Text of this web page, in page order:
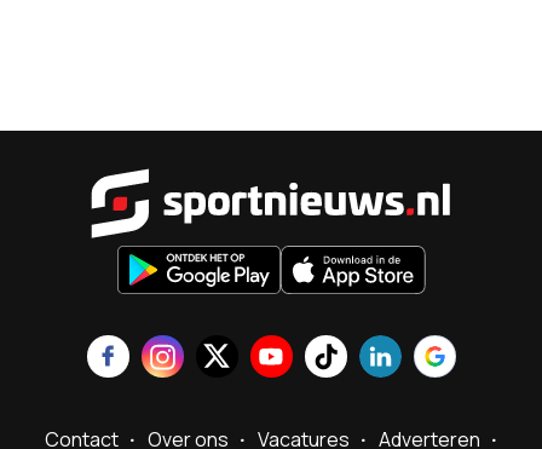
Contact Over ons Vacatures Adverteren